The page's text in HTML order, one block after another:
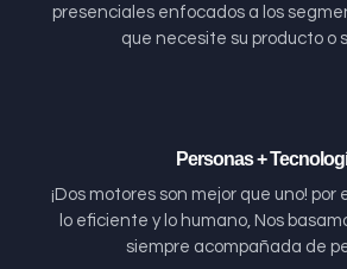
presenciales enfocados a los
que necesite su producto o
Personas +
¡Dos motores son mejor que uno! por
lo eficiente y lo humano, Nos
siempre acompañada de